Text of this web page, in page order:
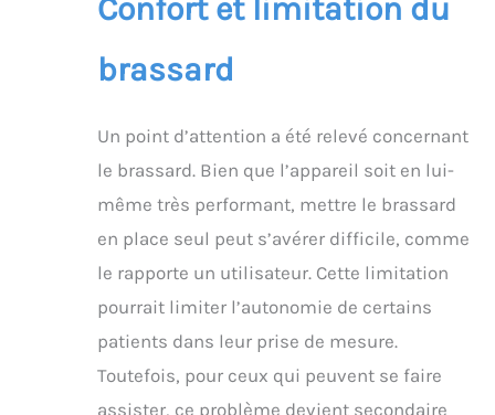
Confort et limitation du
brassard
Un point d’attention a été relevé concernant
le brassard. Bien que l’appareil soit en lui-
même très performant, mettre le brassard
en place seul peut s’avérer difficile, comme
le rapporte un utilisateur. Cette limitation
pourrait limiter l’autonomie de certains
patients dans leur prise de mesure.
Toutefois, pour ceux qui peuvent se faire
assister, ce problème devient secondaire